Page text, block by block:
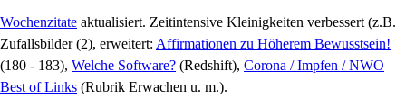
Wochenzitate aktualisiert. Zeitintensive Kleinigkeiten verbessert (z.B.
Zufallsbilder (2), erweitert: Affirmationen zu Höherem Bewusstsein!
(180 - 183), Welche Software? (Redshift), Corona / Impfen / NWO
Best of Links (Rubrik Erwachen u. m.).